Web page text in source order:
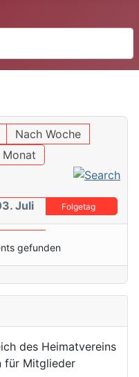
Nach Woche
Monat
Juli
Folgetag
gefunden
des Heimatvereins
für Mitglieder